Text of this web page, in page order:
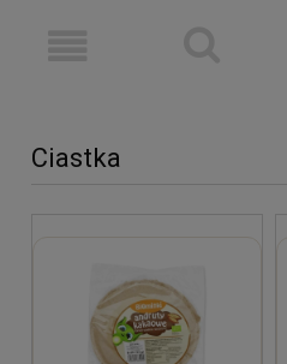
Ciastka